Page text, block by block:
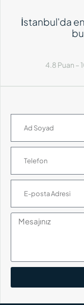
İstanbul'da
4.8 Puan –